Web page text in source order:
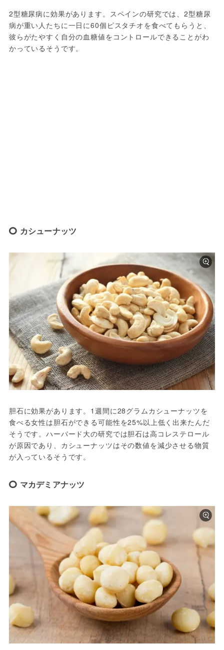
2型糖尿病に効果があります。スペインの研究では、2型糖尿
病が重い人たちに一日に60個ピスタチオを食べてもらうと、
彼らがたやすく自分の血糖値をコントロールできることがわ
かっているそうです。
カシューナッツ
胆石に効果があります。1週間に28グラムカシューナッツを
食べる女性は胆石ができる可能性を25%以上低く出来たんだ
そうです。ハーバード大の研究では胆石は高コレステロール
が原因であり、カシューナッツはその数値を減少させる物質
が入っているそうです。
マカデミアナッツ